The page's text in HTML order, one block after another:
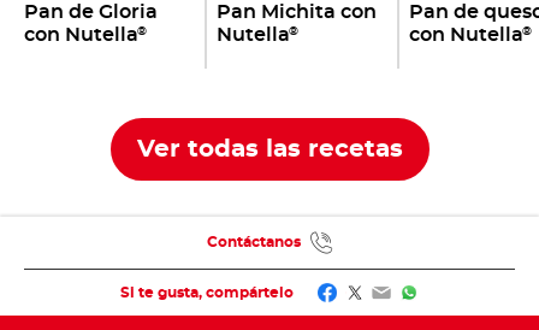
Pan de Gloria
con Nutella®
Pan Michita con
Nutella®
Pan de
con Nutella®
Ver todas las recetas
Si te gusta, compártelo Facebook
Twitter
EmailWhatsApp
Contáctanos